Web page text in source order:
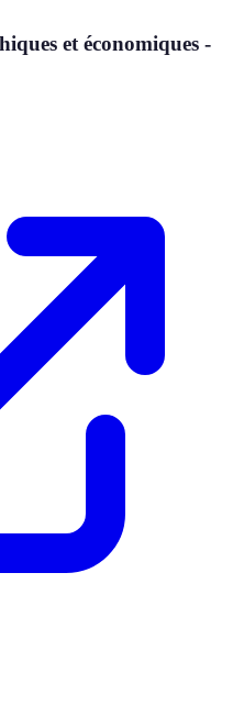
et économiques -